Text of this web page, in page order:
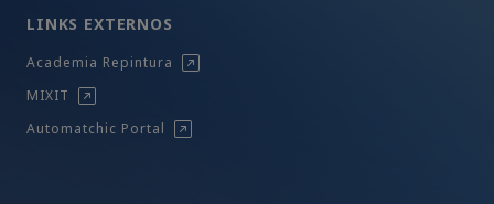
LINKS EXTERNOS
Academia Repintura
MIXIT
Automatchic Portal